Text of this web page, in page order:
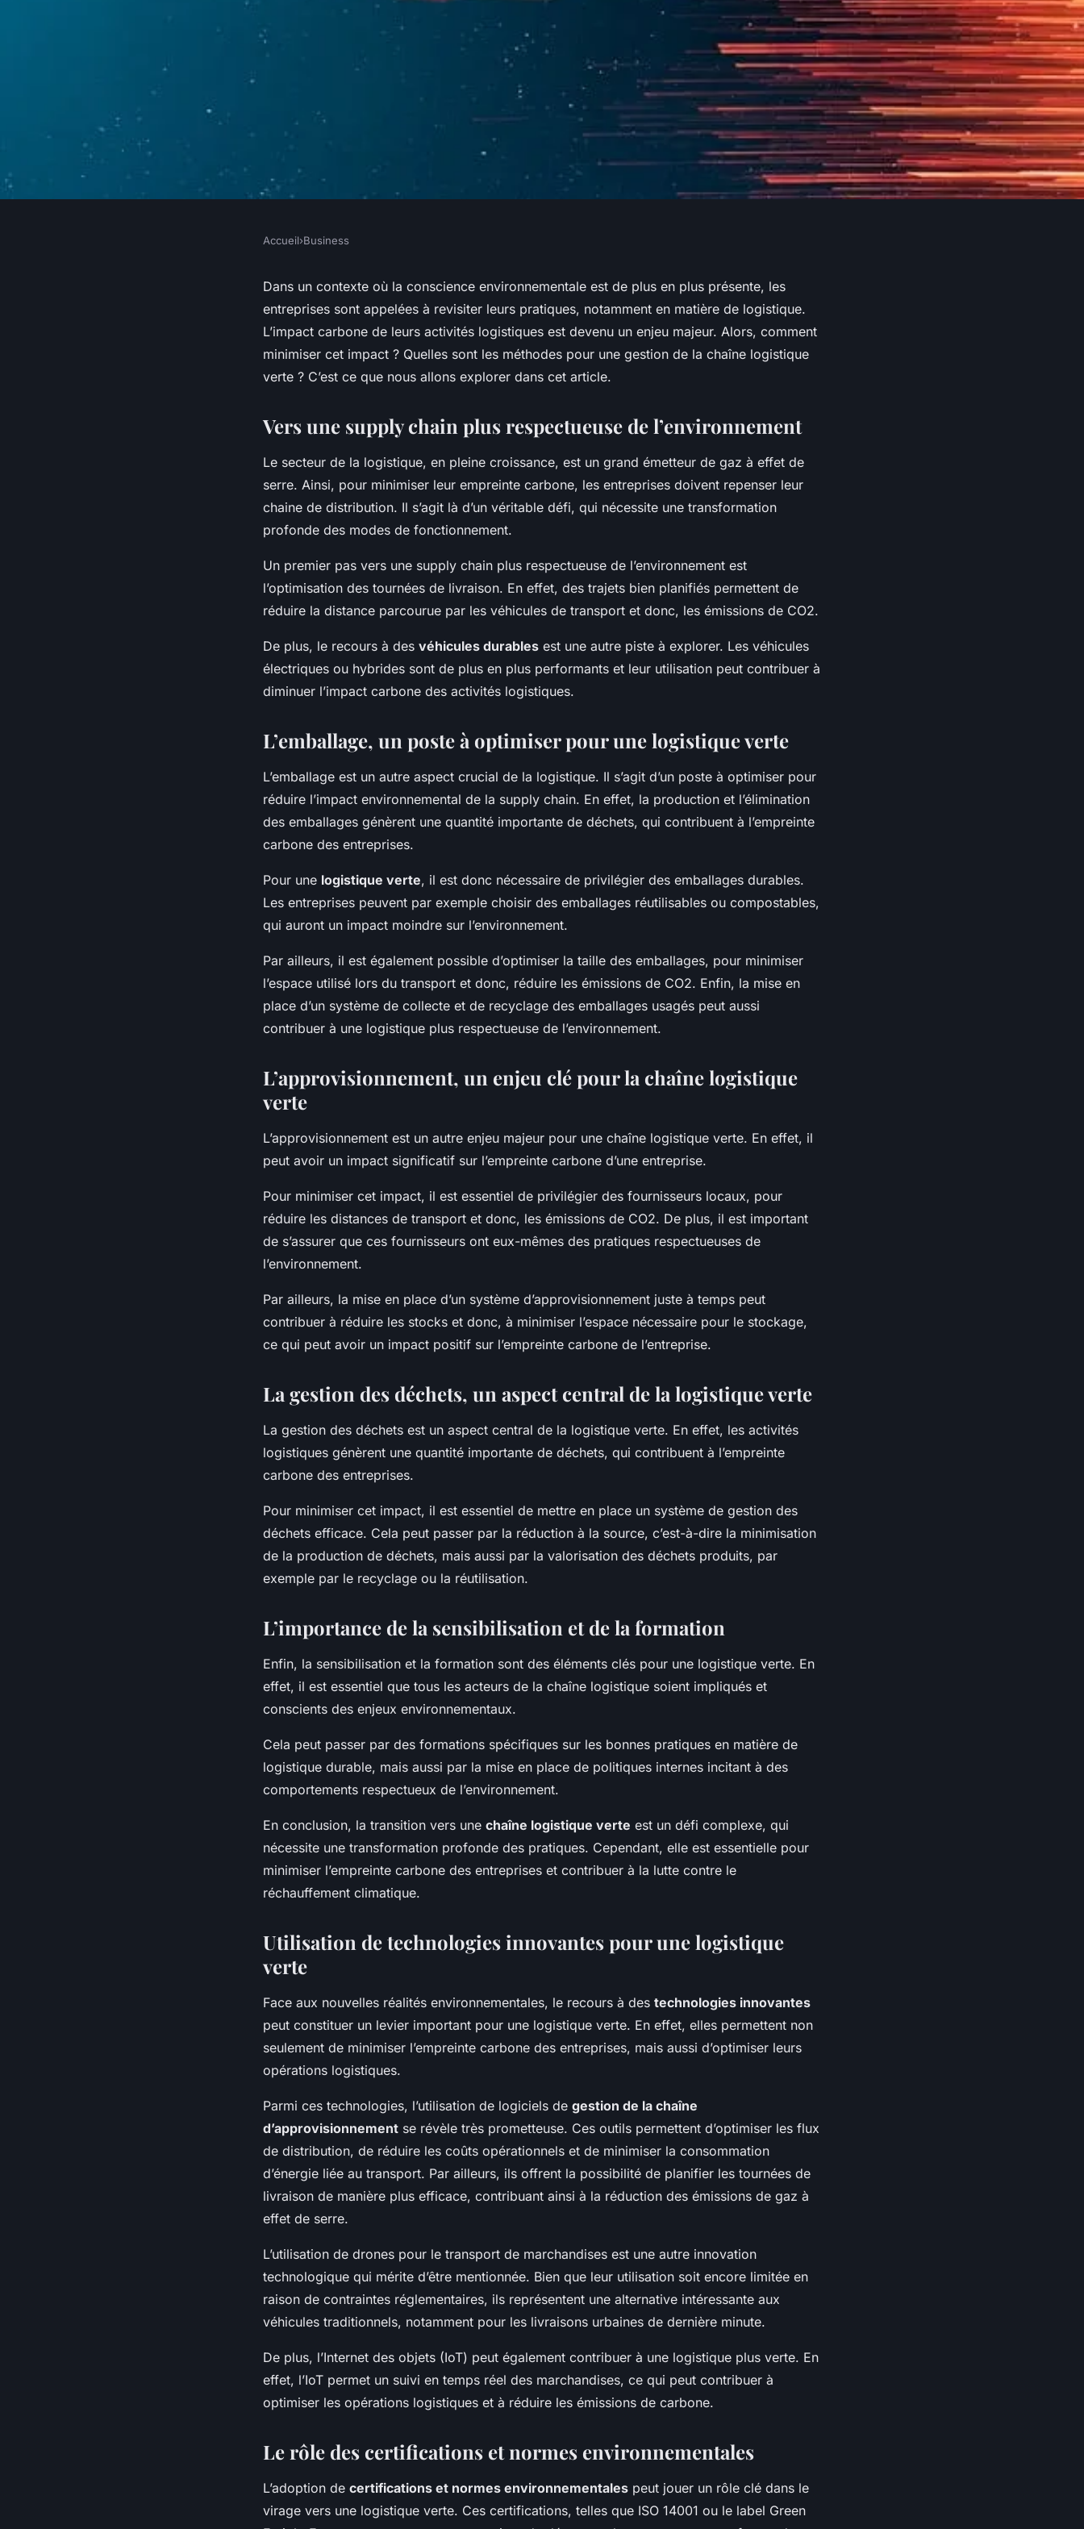
Quelles méthodes de gestion de la
chaîne logistique verte pour minimiser
l'empreinte carbone d'une entreprise
de distribution?
Accueil›Business
Dans un contexte où la conscience environnementale est de plus en plus présente, les
entreprises sont appelées à revisiter leurs pratiques, notamment en matière de logistique.
L’impact carbone de leurs activités logistiques est devenu un enjeu majeur. Alors, comment
minimiser cet impact ? Quelles sont les méthodes pour une gestion de la chaîne logistique
verte ? C’est ce que nous allons explorer dans cet article.
Vers une supply chain plus respectueuse de l’environnement
Le secteur de la logistique, en pleine croissance, est un grand émetteur de gaz à effet de
serre. Ainsi, pour minimiser leur empreinte carbone, les entreprises doivent repenser leur
chaine de distribution. Il s’agit là d’un véritable défi, qui nécessite une transformation
profonde des modes de fonctionnement.
Un premier pas vers une supply chain plus respectueuse de l’environnement est
l’optimisation des tournées de livraison. En effet, des trajets bien planifiés permettent de
réduire la distance parcourue par les véhicules de transport et donc, les émissions de CO2.
De plus, le recours à des véhicules durables est une autre piste à explorer. Les véhicules
électriques ou hybrides sont de plus en plus performants et leur utilisation peut contribuer à
diminuer l’impact carbone des activités logistiques.
L’emballage, un poste à optimiser pour une logistique verte
L’emballage est un autre aspect crucial de la logistique. Il s’agit d’un poste à optimiser pour
réduire l’impact environnemental de la supply chain. En effet, la production et l’élimination
des emballages génèrent une quantité importante de déchets, qui contribuent à l’empreinte
carbone des entreprises.
Pour une logistique verte, il est donc nécessaire de privilégier des emballages durables.
Les entreprises peuvent par exemple choisir des emballages réutilisables ou compostables,
qui auront un impact moindre sur l’environnement.
Par ailleurs, il est également possible d’optimiser la taille des emballages, pour minimiser
l’espace utilisé lors du transport et donc, réduire les émissions de CO2. Enfin, la mise en
place d’un système de collecte et de recyclage des emballages usagés peut aussi
contribuer à une logistique plus respectueuse de l’environnement.
L’approvisionnement, un enjeu clé pour la chaîne logistique
verte
L’approvisionnement est un autre enjeu majeur pour une chaîne logistique verte. En effet, il
peut avoir un impact significatif sur l’empreinte carbone d’une entreprise.
Pour minimiser cet impact, il est essentiel de privilégier des fournisseurs locaux, pour
réduire les distances de transport et donc, les émissions de CO2. De plus, il est important
de s’assurer que ces fournisseurs ont eux-mêmes des pratiques respectueuses de
l’environnement.
Par ailleurs, la mise en place d’un système d’approvisionnement juste à temps peut
contribuer à réduire les stocks et donc, à minimiser l’espace nécessaire pour le stockage,
ce qui peut avoir un impact positif sur l’empreinte carbone de l’entreprise.
La gestion des déchets, un aspect central de la logistique verte
La gestion des déchets est un aspect central de la logistique verte. En effet, les activités
logistiques génèrent une quantité importante de déchets, qui contribuent à l’empreinte
carbone des entreprises.
Pour minimiser cet impact, il est essentiel de mettre en place un système de gestion des
déchets efficace. Cela peut passer par la réduction à la source, c’est-à-dire la minimisation
de la production de déchets, mais aussi par la valorisation des déchets produits, par
exemple par le recyclage ou la réutilisation.
L’importance de la sensibilisation et de la formation
Enfin, la sensibilisation et la formation sont des éléments clés pour une logistique verte. En
effet, il est essentiel que tous les acteurs de la chaîne logistique soient impliqués et
conscients des enjeux environnementaux.
Cela peut passer par des formations spécifiques sur les bonnes pratiques en matière de
logistique durable, mais aussi par la mise en place de politiques internes incitant à des
comportements respectueux de l’environnement.
En conclusion, la transition vers une chaîne logistique verte est un défi complexe, qui
nécessite une transformation profonde des pratiques. Cependant, elle est essentielle pour
minimiser l’empreinte carbone des entreprises et contribuer à la lutte contre le
réchauffement climatique.
Utilisation de technologies innovantes pour une logistique
verte
Face aux nouvelles réalités environnementales, le recours à des technologies innovantes
peut constituer un levier important pour une logistique verte. En effet, elles permettent non
seulement de minimiser l’empreinte carbone des entreprises, mais aussi d’optimiser leurs
opérations logistiques.
Parmi ces technologies, l’utilisation de logiciels de gestion de la chaîne
d’approvisionnement se révèle très prometteuse. Ces outils permettent d’optimiser les flux
de distribution, de réduire les coûts opérationnels et de minimiser la consommation
d’énergie liée au transport. Par ailleurs, ils offrent la possibilité de planifier les tournées de
livraison de manière plus efficace, contribuant ainsi à la réduction des émissions de gaz à
effet de serre.
L’utilisation de drones pour le transport de marchandises est une autre innovation
technologique qui mérite d’être mentionnée. Bien que leur utilisation soit encore limitée en
raison de contraintes réglementaires, ils représentent une alternative intéressante aux
véhicules traditionnels, notamment pour les livraisons urbaines de dernière minute.
De plus, l’Internet des objets (IoT) peut également contribuer à une logistique plus verte. En
effet, l’IoT permet un suivi en temps réel des marchandises, ce qui peut contribuer à
optimiser les opérations logistiques et à réduire les émissions de carbone.
Le rôle des certifications et normes environnementales
L’adoption de certifications et normes environnementales peut jouer un rôle clé dans le
virage vers une logistique verte. Ces certifications, telles que ISO 14001 ou le label Green